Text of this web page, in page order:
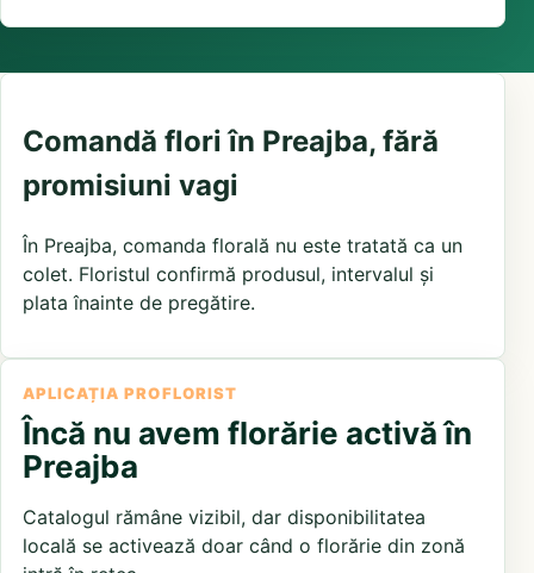
Comandă flori în Preajba, fără
promisiuni vagi
În Preajba, comanda florală nu este tratată ca un
colet. Floristul confirmă produsul, intervalul și
plata înainte de pregătire.
APLICAȚIA PROFLORIST
Încă nu avem florărie activă în
Preajba
Catalogul rămâne vizibil, dar disponibilitatea
locală se activează doar când o florărie din zonă